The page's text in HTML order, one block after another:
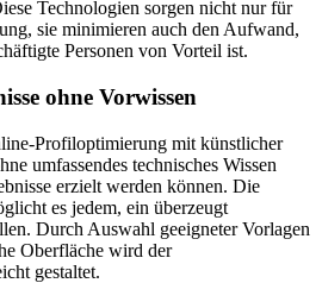
Technologien sorgen nicht nur für
sie minimieren auch den Aufwand,
Personen von Vorteil ist.
ohne Vorwissen
Profiloptimierung mit künstlicher
umfassendes technisches Wissen
erzielt werden können. Die
es jedem, ein überzeugt
Durch Auswahl geeigneter Vorlagen
Oberfläche wird der
gestaltet.